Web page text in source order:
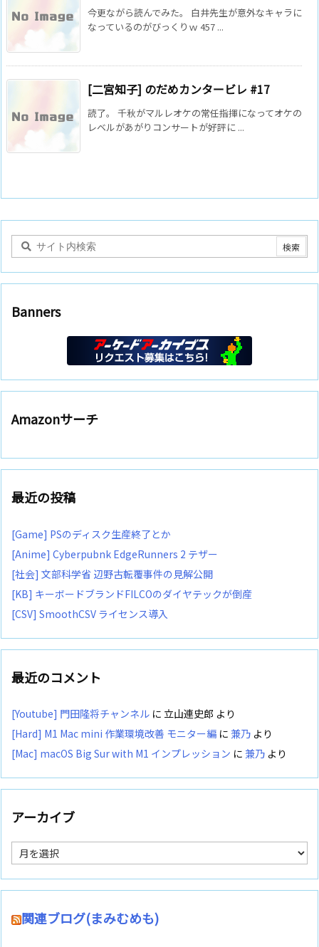
今更ながら読んでみた。 白井先生が意外なキャラに
なっているのがびっくりｗ 457 ...
[二宮知子] のだめカンタービレ #17
読了。 千秋がマルレオケの常任指揮になってオケの
レベルがあがりコンサートが好評に ...
Banners
Amazonサーチ
最近の投稿
[Game] PSのディスク生産終了とか
[Anime] Cyberpubnk EdgeRunners 2 テザー
[社会] 文部科学省 辺野古転覆事件の見解公開
[KB] キーボードブランドFILCOのダイヤテックが倒産
[CSV] SmoothCSV ライセンス導入
最近のコメント
[Youtube] 門田隆将チャンネル に 立山連史郎 より
[Hard] M1 Mac mini 作業環境改善 モニター編 に 兼乃 より
[Mac] macOS Big Sur with M1 インプレッション に 兼乃 より
アーカイブ
ア
ー
カ
イ
関連ブログ(まみむめも)